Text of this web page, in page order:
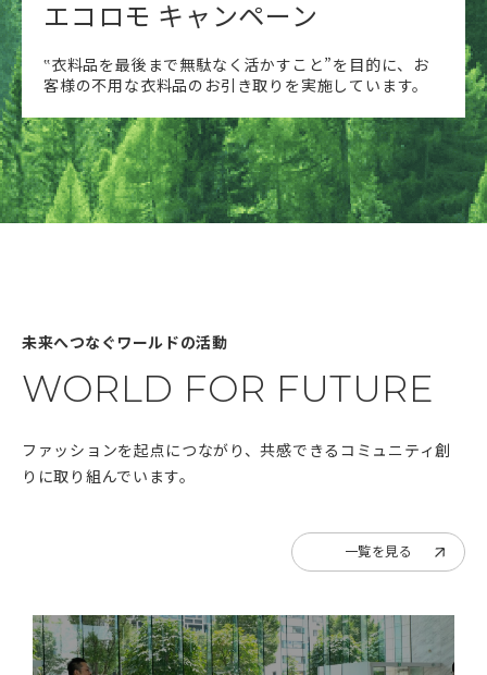
エコロモ キャンペーン
‟衣料品を最後まで無駄なく活かすこと”を目的に、お
客様の不用な衣料品のお引き取りを実施しています。
未来へつなぐワールドの活動
WORLD FOR FUTURE
ファッションを起点につながり、共感できるコミュニティ創
りに取り組んでいます。
一覧を見る